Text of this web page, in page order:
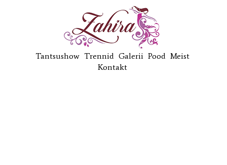
Tantsushow Trennid Galerii Pood Meist
Kontakt